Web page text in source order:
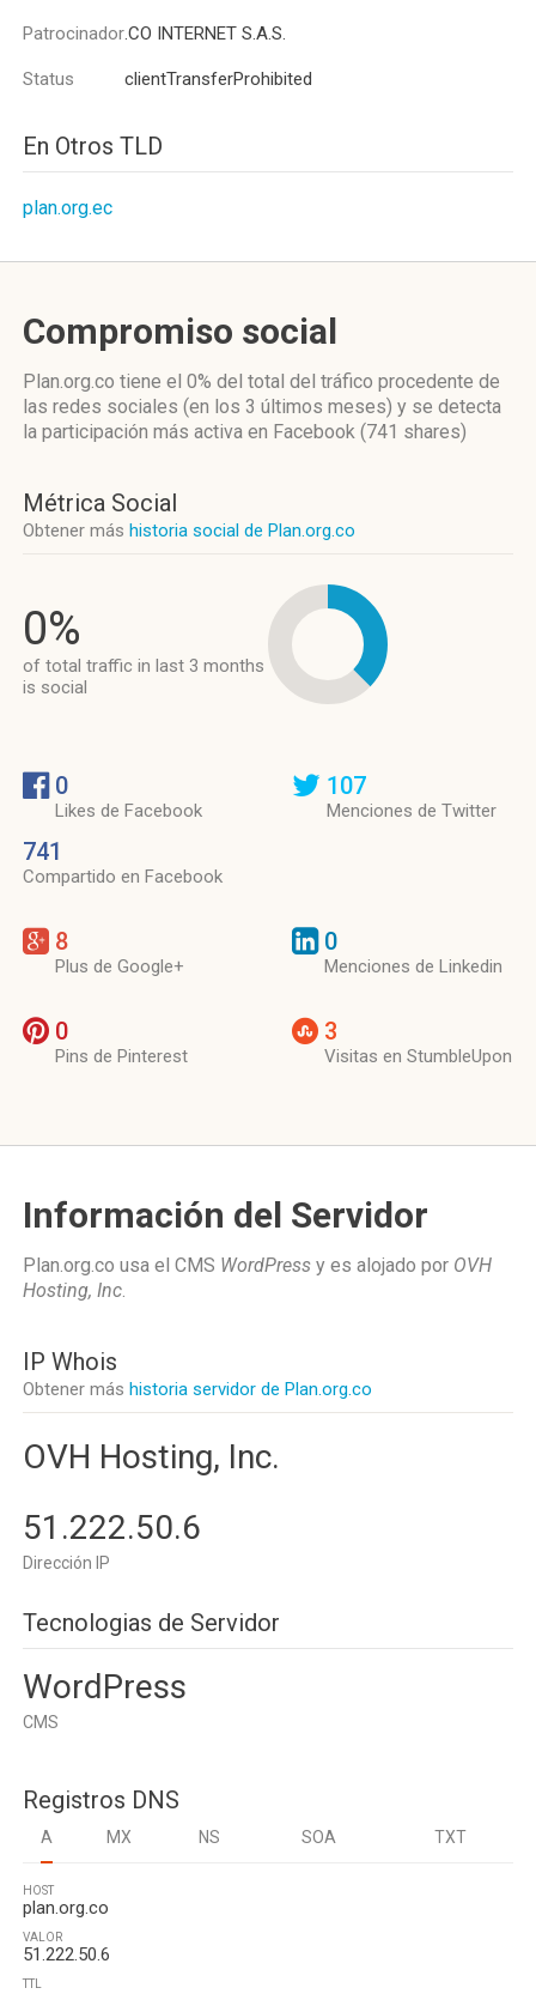
Patrocinador.CO INTERNET S.A.S.
Status clientTransferProhibited
En Otros TLD
plan.org.ec
Compromiso social
Plan.org.co tiene el 0% del total del tráfico procedente de
las redes sociales (en los 3 últimos meses) y se detecta
la participación más activa en Facebook (741 shares)
Métrica Social
Obtener más historia social de Plan.org.co
0%
of total traffic in last 3 months
is social
0
Likes de Facebook
741
Compartido en Facebook
107
Menciones de Twitter
8
Plus de Google+
0
Menciones de Linkedin
0
Pins de Pinterest
3
Visitas en StumbleUpon
Información del Servidor
Plan.org.co usa el CMS WordPress y es alojado por OVH
Hosting, Inc.
IP Whois
Obtener más historia servidor de Plan.org.co
OVH Hosting, Inc.
51.222.50.6
Dirección IP
Tecnologias de Servidor
WordPress
CMS
Registros DNS
A MX NS SOA TXT
HOST
plan.org.co
VALOR
51.222.50.6
TTL